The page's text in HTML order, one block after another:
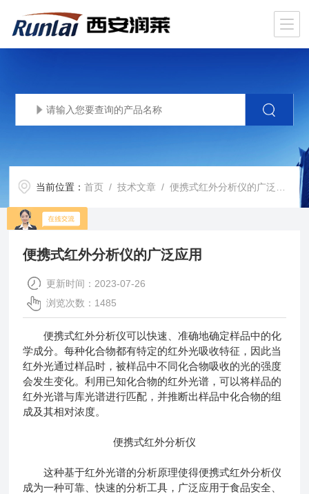
当前位置：首页 /技术文章 / 便携式红外分析仪的广泛应用
便携式红外分析仪的广泛应用
更新时间：2023-07-26
浏览次数：1485
便携式红外分析仪可以快速、准确地确定样品中的化
学成分。每种化合物都有特定的红外光吸收特征，因此当
红外光通过样品时，被样品中不同化合物吸收的光的强度
会发生变化。利用已知化合物的红外光谱，可以将样品的
红外光谱与库光谱进行匹配，并推断出样品中化合物的组
成及其相对浓度。
便携式红外分析仪
这种基于红外光谱的分析原理使得便携式红外分析仪
成为一种可靠、快速的分析工具，广泛应用于食品安全、